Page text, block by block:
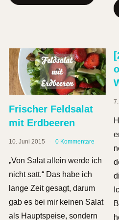
Frischer Feldsalat
mit Erdbeeren
10. Juni 2015 0 Kommentare
„Von Salat allein werde ich
nicht satt.“ Das habe ich
lange Zeit gesagt, darum
gab es bei mir keinen Salat
als Hauptspeise, sondern